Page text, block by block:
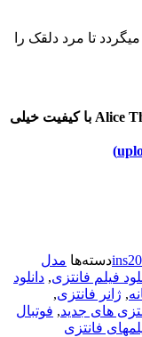
تا مرد دلقک را
دانلود فیلم Alice Through the Looking Glass 2016 با کیفیت خیلی
دسته‌ها مدل
فیلم فانتزی, دانلود
, ژانر فانتزی,
های جدید, فوتبال
فانتزی